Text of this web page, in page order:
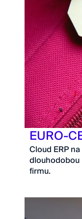
EURO-
Cloud ERP
firmu.